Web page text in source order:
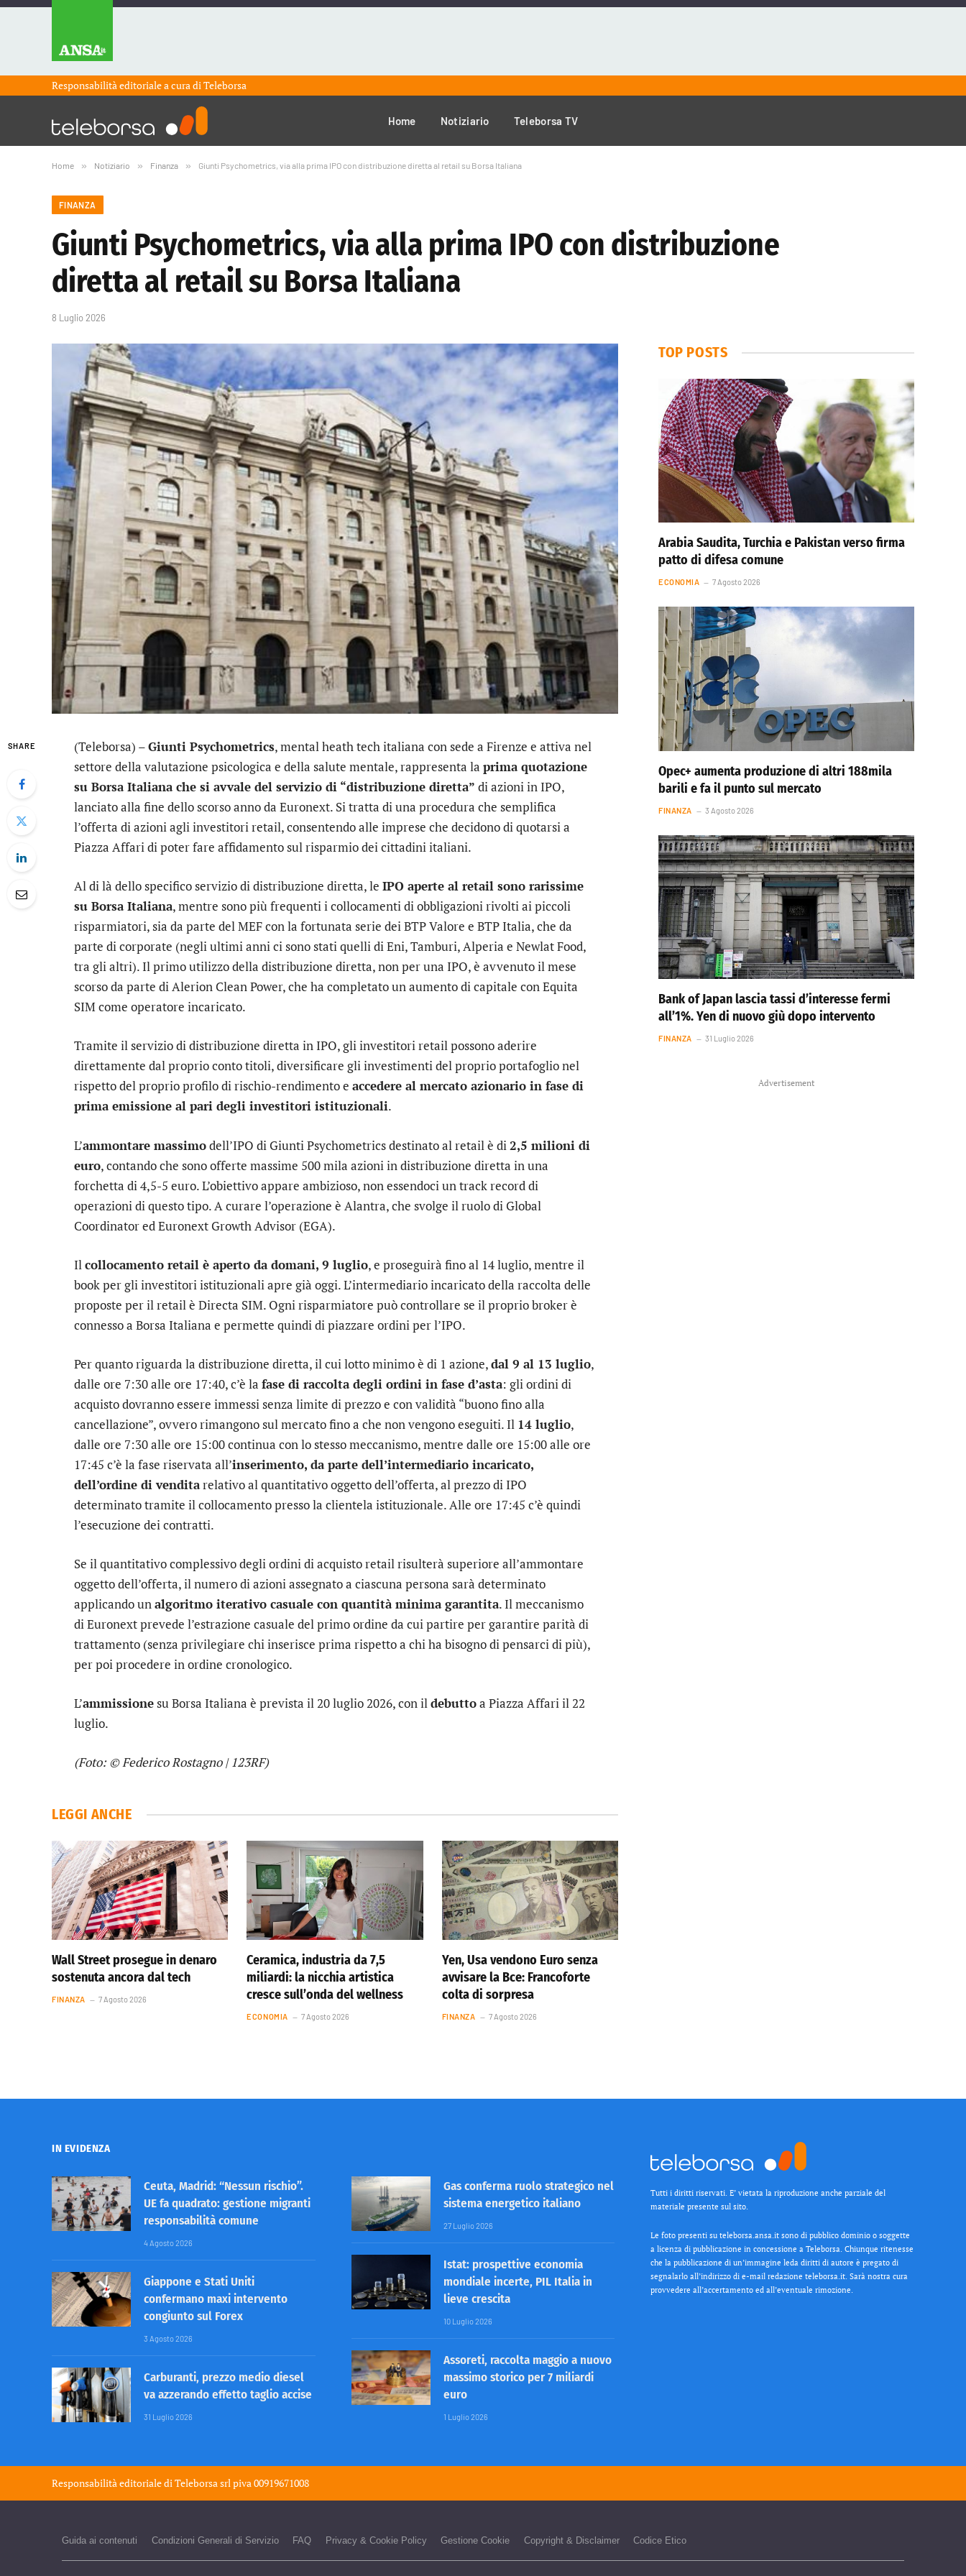
Responsabilità editoriale a cura diTeleborsa
Home Notiziario Teleborsa TV
Home » Notiziario » Finanza » Giunti Psychometrics, via alla prima IPO con distribuzione diretta al retail su Borsa Italiana
FINANZA
Giunti Psychometrics, via alla prima IPO con distribuzione
diretta al retail su Borsa Italiana
8 Luglio 2026
SHARE (Teleborsa) –Giunti Psychometrics, mental heath tech italiana con sede a Firenze e attiva nel
settore della valutazione psicologica e della salute mentale, rappresenta la prima quotazione
su Borsa Italiana che si avvale del servizio di “distribuzione diretta” di azioni in IPO,
lanciato alla fine dello scorso anno da Euronext. Si tratta di una procedura che semplifica
l’offerta di azioni agli investitori retail, consentendo alle imprese che decidono di quotarsi a
Piazza Affari di poter fare affidamento sul risparmio dei cittadini italiani.
Al di là dello specifico servizio di distribuzione diretta, le IPO aperte al retail sono rarissime
su Borsa Italiana, mentre sono più frequenti i collocamenti di obbligazioni rivolti ai piccoli
risparmiatori, sia da parte del MEF con la fortunata serie dei BTP Valore e BTP Italia, che da
parte di corporate (negli ultimi anni ci sono stati quelli diEni,Tamburi, Alperia e Newlat Food,
tra gli altri). Il primo utilizzo della distribuzione diretta, non per una IPO, è avvenuto il mese
scorso da parte diAlerion Clean Power, che ha completato un aumento di capitale conEquita
SIMcome operatore incaricato.
Tramite il servizio di distribuzione diretta in IPO, gli investitori retail possono aderire
direttamente dal proprio conto titoli, diversificare gli investimenti del proprio portafoglio nel
rispetto del proprio profilo di rischio-rendimento e accedere al mercato azionario in fase di
prima emissione al pari degli investitori istituzionali.
L’ammontare massimodell’IPO di Giunti Psychometrics destinato al retail è di 2,5 milioni di
euro, contando che sono offerte massime 500 mila azioni in distribuzione diretta in una
forchetta di 4,5-5 euro. L’obiettivo appare ambizioso, non essendoci un track record di
operazioni di questo tipo. A curare l’operazione è Alantra, che svolge il ruolo di Global
Coordinator ed Euronext Growth Advisor (EGA).
Ilcollocamento retail è aperto da domani, 9 luglio, e proseguirà fino al 14 luglio, mentre il
book per gli investitori istituzionali apre già oggi. L’intermediario incaricato della raccolta delle
proposte per il retail è Directa SIM. Ogni risparmiatore può controllare se il proprio broker è
connesso a Borsa Italiana e permette quindi di piazzare ordini per l’IPO.
Per quanto riguarda la distribuzione diretta, il cui lotto minimo è di 1 azione,dal 9 al 13 luglio,
dalle ore 7:30 alle ore 17:40, c’è la fase di raccolta degli ordini in fase d’asta: gli ordini di
acquisto dovranno essere immessi senza limite di prezzo e con validità “buono fino alla
cancellazione”, ovvero rimangono sul mercato fino a che non vengono eseguiti. Il 14 luglio,
dalle ore 7:30 alle ore 15:00 continua con lo stesso meccanismo, mentre dalle ore 15:00 alle ore
17:45 c’è la fase riservata all’inserimento, da parte dell’intermediario incaricato,
dell’ordine di venditarelativo al quantitativo oggetto dell’offerta, al prezzo di IPO
determinato tramite il collocamento presso la clientela istituzionale. Alle ore 17:45 c’è quindi
l’esecuzione dei contratti.
Se il quantitativo complessivo degli ordini di acquisto retail risulterà superiore all’ammontare
oggetto dell’offerta, il numero di azioni assegnato a ciascuna persona sarà determinato
applicando unalgoritmo iterativo casuale con quantità minima garantita. Il meccanismo
di Euronext prevede l’estrazione casuale del primo ordine da cui partire per garantire parità di
trattamento (senza privilegiare chi inserisce prima rispetto a chi ha bisogno di pensarci di più),
per poi procedere in ordine cronologico.
L’ammissionesu Borsa Italiana è prevista il 20 luglio 2026, con ildebuttoa Piazza Affari il 22
luglio.
(Foto: © Federico Rostagno | 123RF)
LEGGI ANCHE
Wall Street prosegue in denaro
sostenuta ancora dal tech
FINANZA 7 Agosto 2026
Ceramica, industria da 7,5
miliardi: la nicchia artistica
cresce sull’onda del wellness
ECONOMIA 7 Agosto 2026
Yen, Usa vendono Euro senza
avvisare la Bce: Francoforte
colta di sorpresa
FINANZA 7 Agosto 2026
TOP POSTS
Arabia Saudita, Turchia e Pakistan verso firma
patto di difesa comune
ECONOMIA 7 Agosto 2026
Opec+ aumenta produzione di altri 188mila
barili e fa il punto sul mercato
FINANZA 3 Agosto 2026
Bank of Japan lascia tassi d’interesse fermi
all’1%. Yen di nuovo giù dopo intervento
FINANZA 31 Luglio 2026
Advertisement
IN EVIDENZA
Ceuta, Madrid: “Nessun rischio”.
UE fa quadrato: gestione migranti
responsabilità comune
4 Agosto 2026
Giappone e Stati Uniti
confermano maxi intervento
congiunto sul Forex
3 Agosto 2026
Carburanti, prezzo medio diesel
va azzerando effetto taglio accise
31 Luglio 2026
Gas conferma ruolo strategico nel
sistema energetico italiano
27 Luglio 2026
Istat: prospettive economia
mondiale incerte, PIL Italia in
lieve crescita
10 Luglio 2026
Assoreti, raccolta maggio a nuovo
massimo storico per 7 miliardi
euro
1 Luglio 2026
Tutti i diritti riservati. E’ vietata la riproduzione anche parziale del
materiale presente sul sito.
Le foto presenti su teleborsa.ansa.it sono di pubblico dominio o soggette
a licenza di pubblicazione in concessione a Teleborsa. Chiunque ritenesse
che la pubblicazione di un’immagine leda diritti di autore è pregato di
segnalarlo all’indirizzo di e-mail redazione teleborsa.it. Sarà nostra cura
provvedere all’accertamento ed all’eventuale rimozione.
Responsabilità editoriale diTeleborsa srlpiva 00919671008
Guida ai contenuti Condizioni Generali di Servizio FAQ Privacy & Cookie Policy Gestione Cookie Copyright & Disclaimer Codice Etico